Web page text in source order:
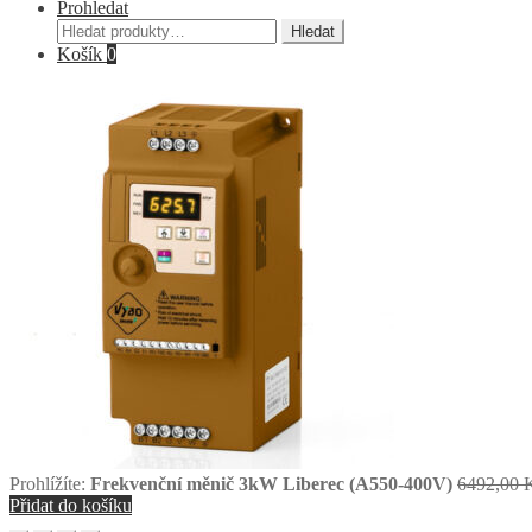
Prohledat
Hledat:
Hledat
Košík 0
Prohlížíte: Frekvenční měnič 3kW Liberec (A550-400V) 6492,00
Přidat do košíku